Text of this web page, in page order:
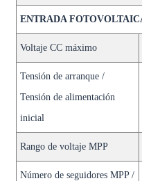
ENTRADA
Voltaje CC máximo
Tensión de arranque /
Tensión de alimentación
inicial
Rango de voltaje MPP
Número de seguidores MPP /